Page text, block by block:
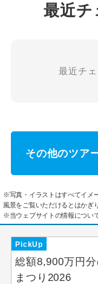
最近チ
最近チ
その他のツア
※写真・イラストはすべてイメ
風景をご覧いただけるとはかぎ
※当ウェブサイトの情報につい
PickUp
総額8,900万円
まつり2026